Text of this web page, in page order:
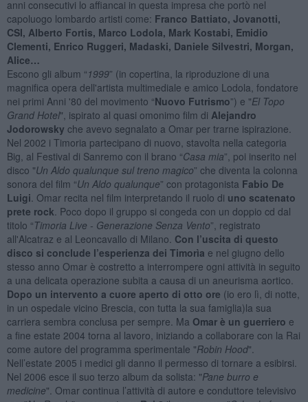
anni consecutivi lo affiancai in questa impresa che portò nel
capoluogo lombardo artisti come: Franco Battiato, Jovanotti,
CSI, Alberto Fortis, Marco Lodola, Mark Kostabi, Emidio
Clementi, Enrico Ruggeri, Madaski, Daniele Silvestri, Morgan,
Alice…
Escono gli album “1999” (in copertina, la riproduzione di una
magnifica opera dell'artista multimediale e amico Lodola, fondatore
nei primi Anni '80 del movimento “Nuovo Futrismo”) e "El Topo
Grand Hotel", ispirato al quasi omonimo film di Alejandro
Jodorowsky che avevo segnalato a Omar per trarne ispirazione.
Nel 2002 i Timoria partecipano di nuovo, stavolta nella categoria
Big, al Festival di Sanremo con il brano “Casa mia”, poi inserito nel
disco "Un Aldo qualunque sul treno magico” che diventa la colonna
sonora del film “Un Aldo qualunque” con protagonista Fabio De
Luigi . Omar recita nel film interpretando il ruolo di uno scatenato
prete rock . Poco dopo il gruppo si congeda con un doppio cd dal
titolo “Timoria Live - Generazione Senza Vento”, registrato
all'Alcatraz e al Leoncavallo di Milano. Con l’uscita di questo
disco si conclude l’esperienza dei Timorìa e nel giugno dello
stesso anno Omar è costretto a interrompere ogni attività in seguito
a una delicata operazione subita a causa di un aneurisma aortico.
Dopo un intervento a cuore aperto di otto ore (io ero lì, di notte,
in un ospedale vicino Brescia, con tutta la sua famiglia)la sua
carriera sembra conclusa per sempre. Ma Omar è un guerriero e
a fine estate 2004 torna al lavoro, iniziando a collaborare con la Rai
come autore del programma sperimentale "Robin Hood".
Nell’estate 2005 i medici gli danno il permesso di tornare a esibirsi.
Nel 2006 esce il suo terzo album da solista: "Pane burro e
medicine". Omar continua l’attività di autore e conduttore televisivo